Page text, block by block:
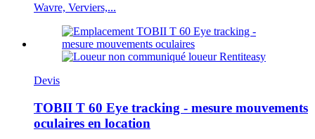
Wavre, Verviers,...
Devis
TOBII T 60 Eye tracking - mesure mouvements
oculaires en location